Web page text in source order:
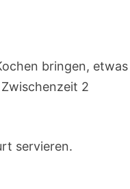
bringen, etwas
2
servieren.